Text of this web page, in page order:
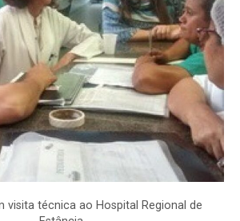
visita técnica ao Hospital Regional de